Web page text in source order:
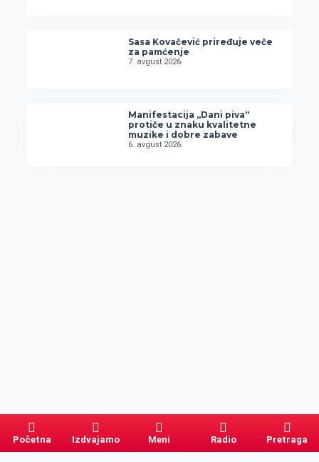
Sasa Kovačević priređuje veče
za pamćenje
7. avgust 2026.
Manifestacija „Dani piva“
protiče u znaku kvalitetne
muzike i dobre zabave
6. avgust 2026.
Početna Izdvajamo Meni Radio Pretraga